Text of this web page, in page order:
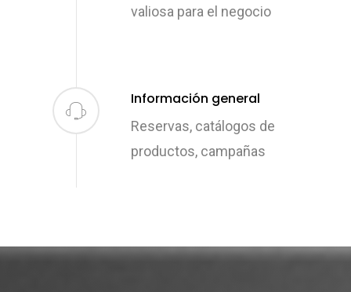
valiosa para el negocio
Información general
Reservas, catálogos de
productos, campañas
Demo.
Inicio